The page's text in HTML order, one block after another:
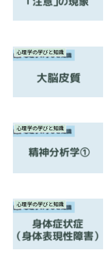
心理学の学びと知識
心理学の学びと知識
心理学の学びと知識